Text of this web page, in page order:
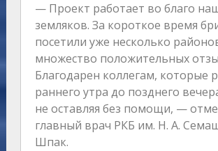
— Проект работает во благо
земляков. За короткое время
посетили уже несколько
множество положительных
Благодарен коллегам, которые
раннего утра до позднего
не оставляя без помощи, —
главный врач РКБ им. Н. А.
Шпак.